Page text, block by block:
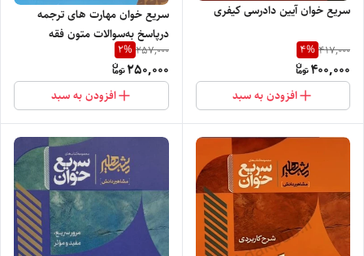
سریع خوان آیین دادرسی کیفری
417,000
4%
400,000
افزودن به سبد
سریع خوان مهارت های ترجمه
در‌پاسخ به‌سوالات متون فقه
257,000
2%
250,000
افزودن به سبد